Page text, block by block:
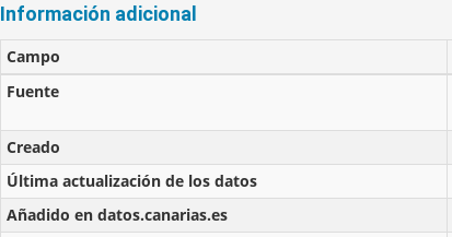
Información adicional
Campo
Fuente
Creado
Última actualización de los datos
Añadido en datos.canarias.es